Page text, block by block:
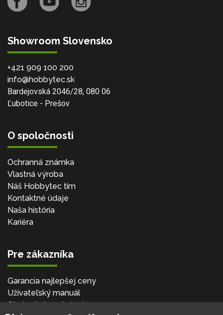
Showroom Slovensko
+421 909 100 200
info@hobbytec.sk
Bardejovská 2046/28, 080 06
Ľubotice - Prešov
O spoločnosti
Ochranná známka
Vlastná výroba
Náš Hobbytec tím
Kontaktné údaje
Naša história
Kariéra
Pre zákazníka
Garancia najlepšej ceny
Užívateľský manuál
Obchodné podmienky